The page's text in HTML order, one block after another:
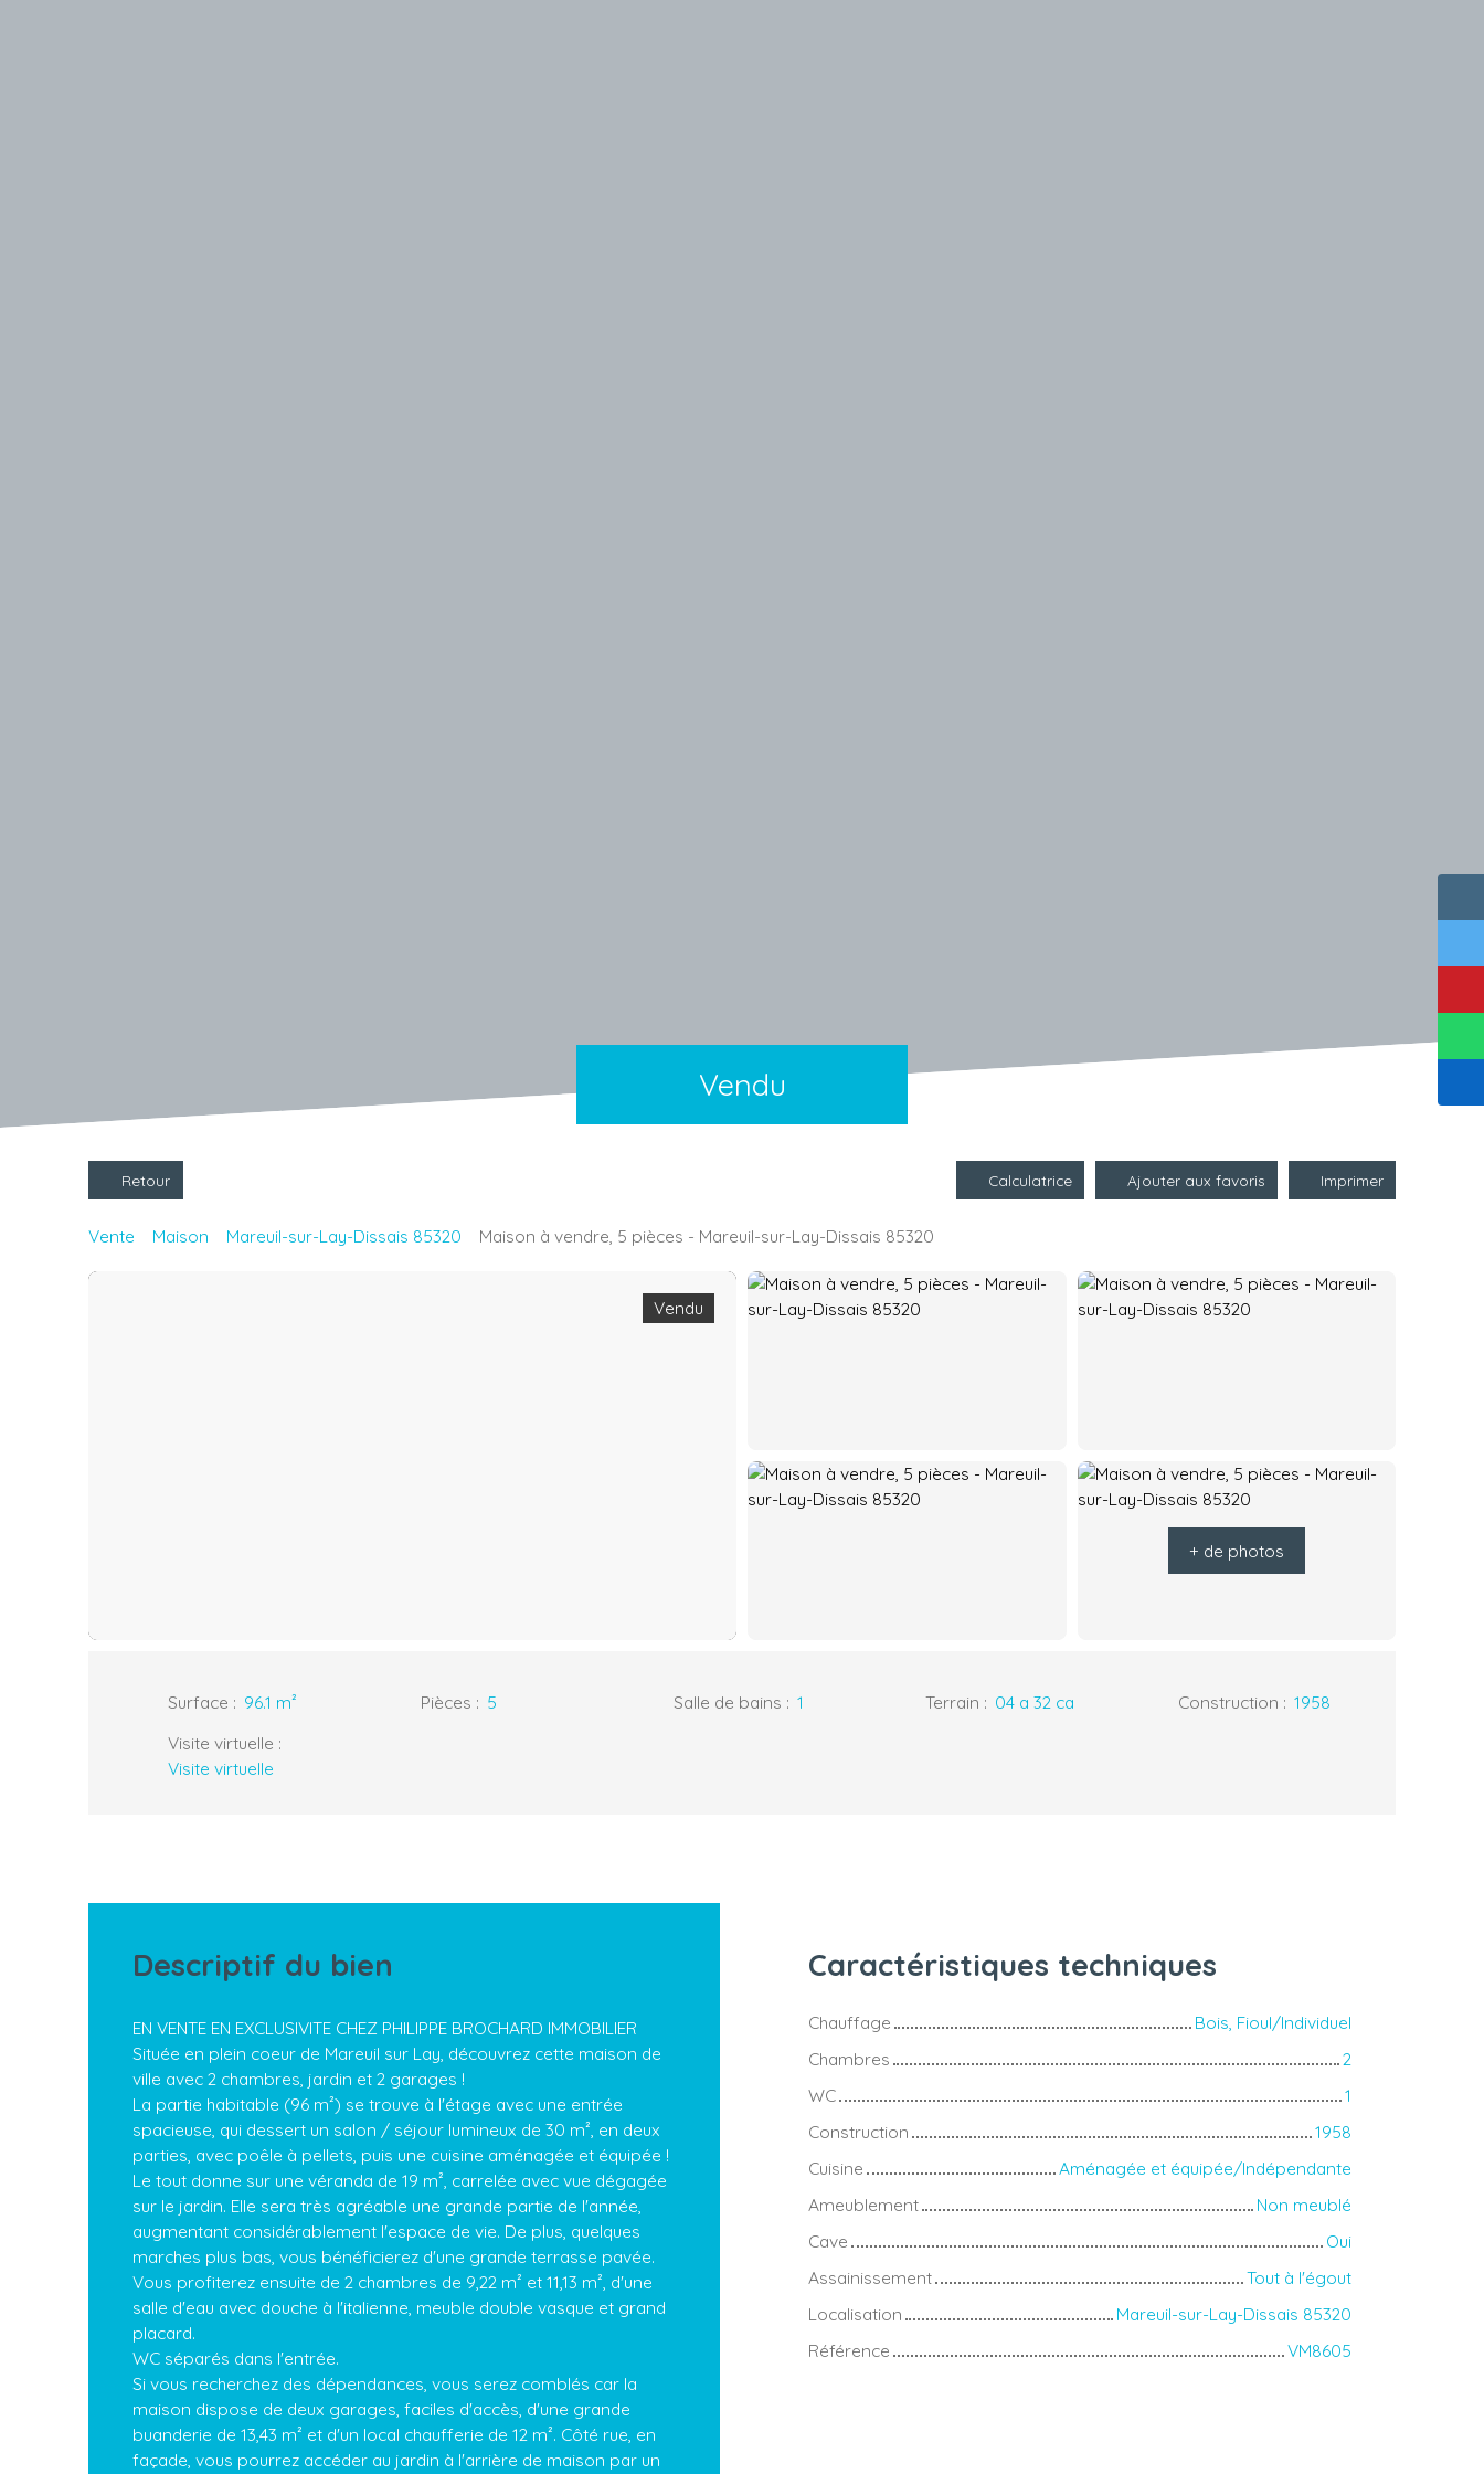
Vendu
Retour Calculatrice Ajouter aux favoris Imprimer
Vente Maison Mareuil-sur-Lay-Dissais 85320 Maison à vendre, 5 pièces - Mareuil-sur-Lay-Dissais 85320
Vendu
+ de photos
Surface : 96.1 m² Pièces : 5 Salle de bains : 1 Terrain : 04 a 32 ca Construction : 1958
Visite virtuelle :
Visite virtuelle
Descriptif du bien
EN VENTE EN EXCLUSIVITE CHEZ PHILIPPE BROCHARD IMMOBILIER
Située en plein coeur de Mareuil sur Lay, découvrez cette maison de
ville avec 2 chambres, jardin et 2 garages !
La partie habitable (96 m²) se trouve à l'étage avec une entrée
spacieuse, qui dessert un salon / séjour lumineux de 30 m², en deux
parties, avec poêle à pellets, puis une cuisine aménagée et équipée !
Le tout donne sur une véranda de 19 m², carrelée avec vue dégagée
sur le jardin. Elle sera très agréable une grande partie de l'année,
augmentant considérablement l'espace de vie. De plus, quelques
marches plus bas, vous bénéficierez d'une grande terrasse pavée.
Vous profiterez ensuite de 2 chambres de 9,22 m² et 11,13 m², d'une
salle d'eau avec douche à l'italienne, meuble double vasque et grand
placard.
WC séparés dans l'entrée.
Si vous recherchez des dépendances, vous serez comblés car la
maison dispose de deux garages, faciles d'accès, d'une grande
buanderie de 13,43 m² et d'un local chaufferie de 12 m². Côté rue, en
façade, vous pourrez accéder au jardin à l'arrière de maison par un
Caractéristiques techniques
Chauffage
Bois, Fioul/Individuel
Chambres
2
WC
1
Construction
1958
Cuisine
Aménagée et équipée/Indépendante
Ameublement
Non meublé
Cave
Oui
Assainissement
Tout à l'égout
Localisation
Mareuil-sur-Lay-Dissais 85320
Référence
VM8605